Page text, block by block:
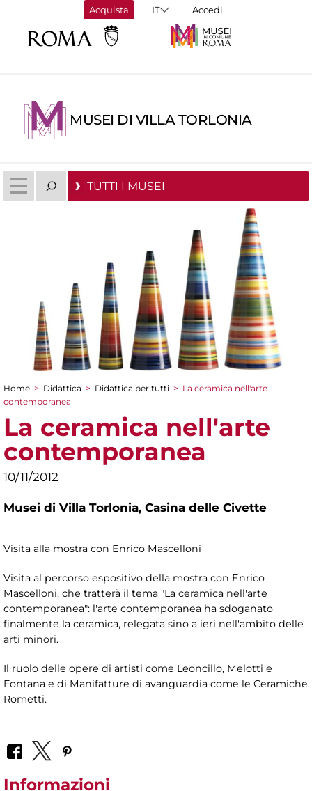
Acquista Accedi
MUSEI DI VILLA TORLONIA
TUTTI I MUSEI
Tu sei qui
Home > Didattica > Didattica per tutti > La ceramica nell'arte
contemporanea
La ceramica nell'arte
contemporanea
10/11/2012
Musei di Villa Torlonia, Casina delle Civette
Visita alla mostra con Enrico Mascelloni
Visita al percorso espositivo della mostra con Enrico
Mascelloni, che tratterà il tema "La ceramica nell'arte
contemporanea": l'arte contemporanea ha sdoganato
finalmente la ceramica, relegata sino a ieri nell'ambito delle
arti minori.
Il ruolo delle opere di artisti come Leoncillo, Melotti e
Fontana e di Manifatture di avanguardia come le Ceramiche
Rometti.
Informazioni